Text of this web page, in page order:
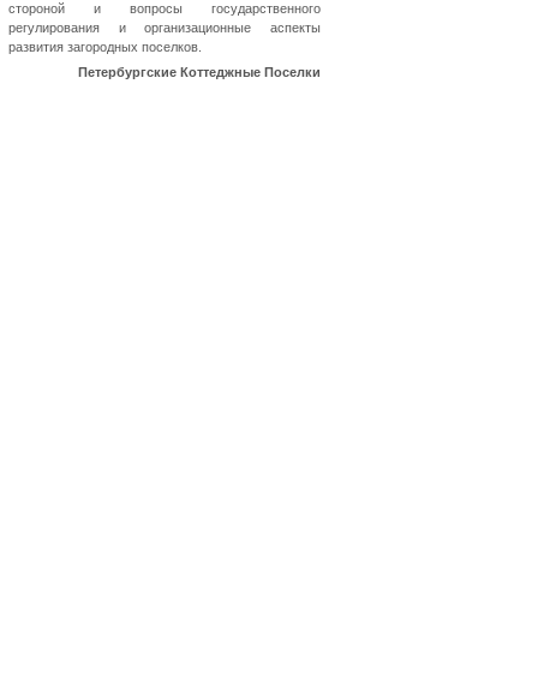
стороной и вопросы государственного
регулирования и организационные аспекты
развития загородных поселков.
Петербургские Коттеджные Поселки